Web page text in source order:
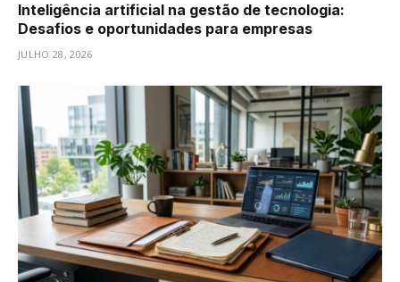
Inteligência artificial na gestão de tecnologia:
Desafios e oportunidades para empresas
JULHO 28, 2026